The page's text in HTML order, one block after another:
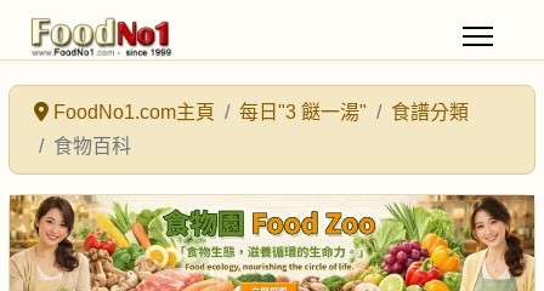
FoodNo1.com主頁 每日"3 餸一湯"
食譜分類
食物百科